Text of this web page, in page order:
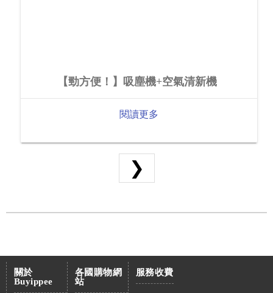
【勁方便！】吸塵機+空氣清新機
閱讀更多
❯
關於
Buyippee
各國購物網
站
服務收費